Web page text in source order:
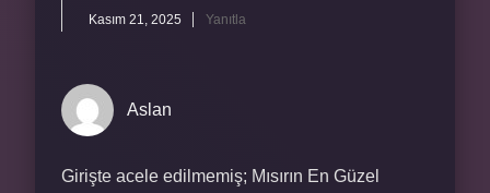
Kasım 21, 2025 Yanıtla
Aslan
Girişte acele edilmemiş; Mısırın En Güzel